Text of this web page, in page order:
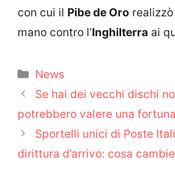
con cui il Pibe de Oro
mano contro l’Inghilterra ai
Categorie
News
Se hai dei vecchi dischi
potrebbero valere una fortuna
Sportelli unici di Poste
dirittura d’arrivo: cosa